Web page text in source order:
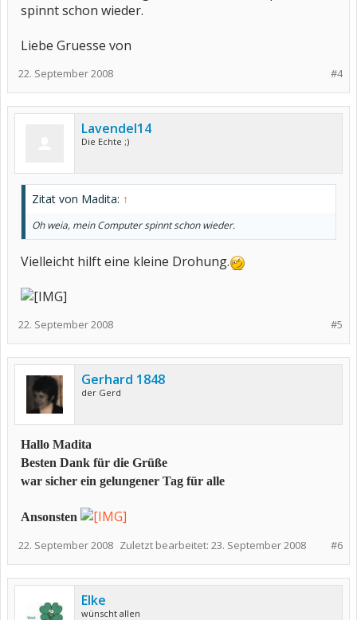
spinnt schon wieder.
Liebe Gruesse von
#4
22. September 2008
Lavendel14
Die Echte ;)
Zitat von Madita: ↑
Oh weia, mein Computer spinnt schon wieder.
Vielleicht hilft eine kleine Drohung.
#5
22. September 2008
Gerhard 1848
der Gerd
Hallo Madita
Besten Dank für die Grüße
war sicher ein gelungener Tag für alle
Ansonsten
#6
22. September 2008 Zuletzt bearbeitet: 23. September 2008
Elke
wünscht allen